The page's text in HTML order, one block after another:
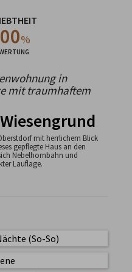
in
mit traumhaftem
mit herrlichem Blick
gepflegte Haus an den
Nebelhornbahn und
Lauflage.
%
(So-So)